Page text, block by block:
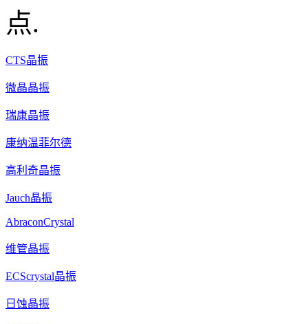
点.
CTS晶振
微晶晶振
瑞康晶振
康纳温菲尔德
高利奇晶振
Jauch晶振
AbraconCrystal
维管晶振
ECScrystal晶振
日蚀晶振